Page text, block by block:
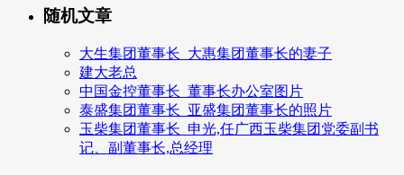
随机文章
大生集团董事长_大惠集团董事长的妻子
建大老总
中国金控董事长_董事长办公室图片
泰盛集团董事长_亚盛集团董事长的照片
玉柴集团董事长_申光,任广西玉柴集团党委副书
记、副董事长,总经理